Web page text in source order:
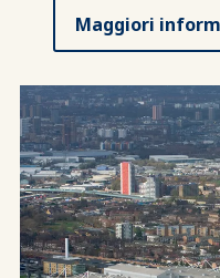
Maggiori